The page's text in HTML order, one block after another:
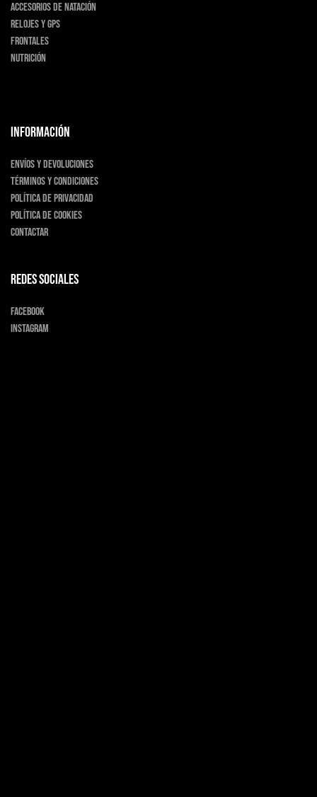
Accesorios de natación
Relojes y GPS
Frontales
Nutrición
INFORMACIÓN
Envíos y devoluciones
Términos y condiciones
Política de privacidad
Política de cookies
Contactar
Redes sociales
Facebook
Instagram